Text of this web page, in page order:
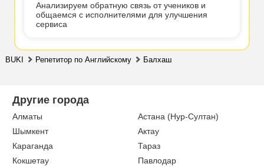
Анализируем обратную связь от учеников и
общаемся с исполнителями для улучшения
сервиса
BUKI Репетитор по Английскому Балхаш
Другие города
Алматы
Астана (Нур-Султан)
Шымкент
Актау
Караганда
Тараз
Кокшетау
Павлодар